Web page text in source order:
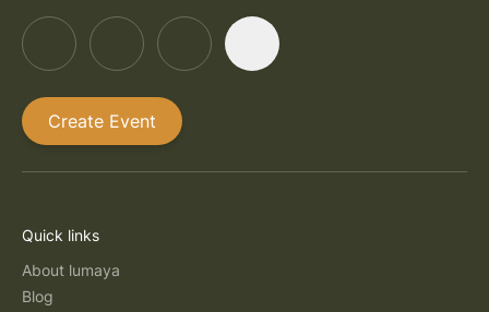
Create Event
Quick links
About lumaya
Blog